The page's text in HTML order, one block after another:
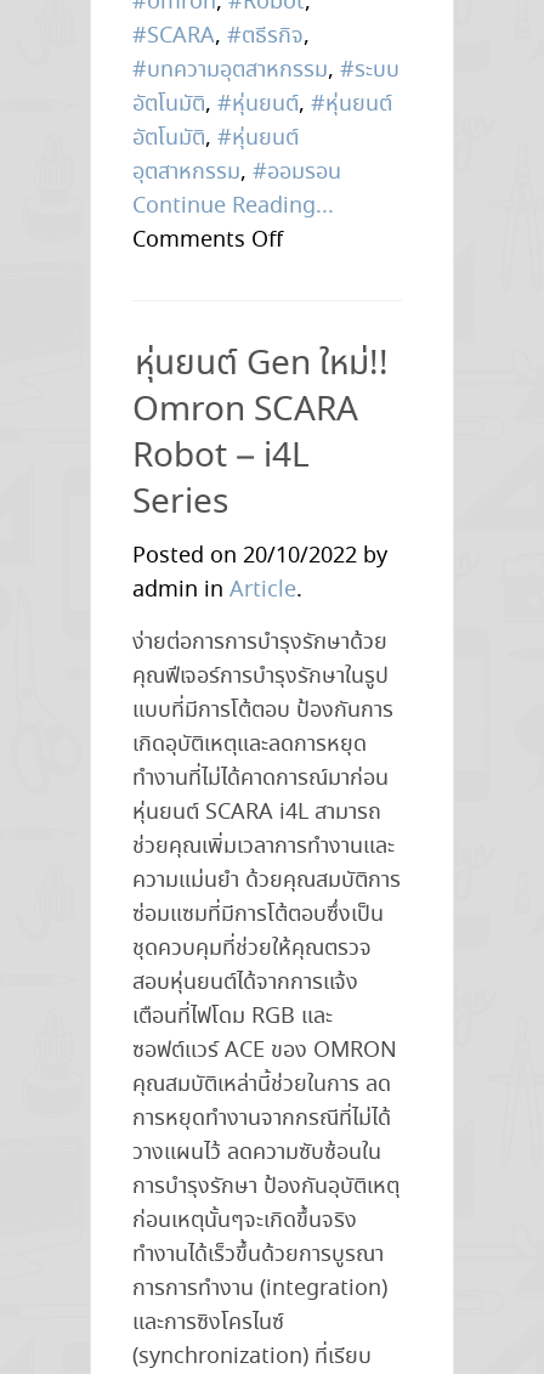
#SCARA, #ตธีรกิจ,
#บทความอุตสาหกรรม, #ระบบ
อัตโนมัติ, #หุ่นยนต์, #หุ่นยนต์
อัตโนมัติ, #หุ่นยนต์
อุตสาหกรรม, #ออมรอน
Continue Reading...
Comments Offon
Gen
ใหม่
!!
[
EP.2
Omron
SCARA
–
i4H
Series
หุ่นยนต์ Gen ใหม่!!
Omron SCARA
Robot – i4L
Series
Posted on 20/10/2022 by
admin in Article.
ง่ายต่อการการบำรุงรักษาด้วย
คุณฟีเจอร์การบำรุงรักษาในรูป
แบบที่มีการโต้ตอบ ป้องกันการ
เกิดอุบัติเหตุและลดการหยุด
ทำงานที่ไม่ได้คาดการณ์มาก่อน
หุ่นยนต์ SCARA i4L สามารถ
ช่วยคุณเพิ่มเวลาการทำงานและ
ความแม่นยำ ด้วยคุณสมบัติการ
ซ่อมแซมที่มีการโต้ตอบซึ่งเป็น
ชุดควบคุมที่ช่วยให้คุณตรวจ
สอบหุ่นยนต์ได้จากการแจ้ง
เตือนที่ไฟโดม RGB และ
ซอฟต์แวร์ ACE ของ OMRON
คุณสมบัติเหล่านี้ช่วยในการ ลด
การหยุดทำงานจากกรณีที่ไม่ได้
วางแผนไว้ ลดความซับซ้อนใน
การบำรุงรักษา ป้องกันอุบัติเหตุ
ก่อนเหตุนั้นๆจะเกิดขึ้นจริง
ทำงานได้เร็วขึ้นด้วยการบูรณา
การการทำงาน (integration)
และการซิงโครไนซ์
(synchronization) ที่เรียบ